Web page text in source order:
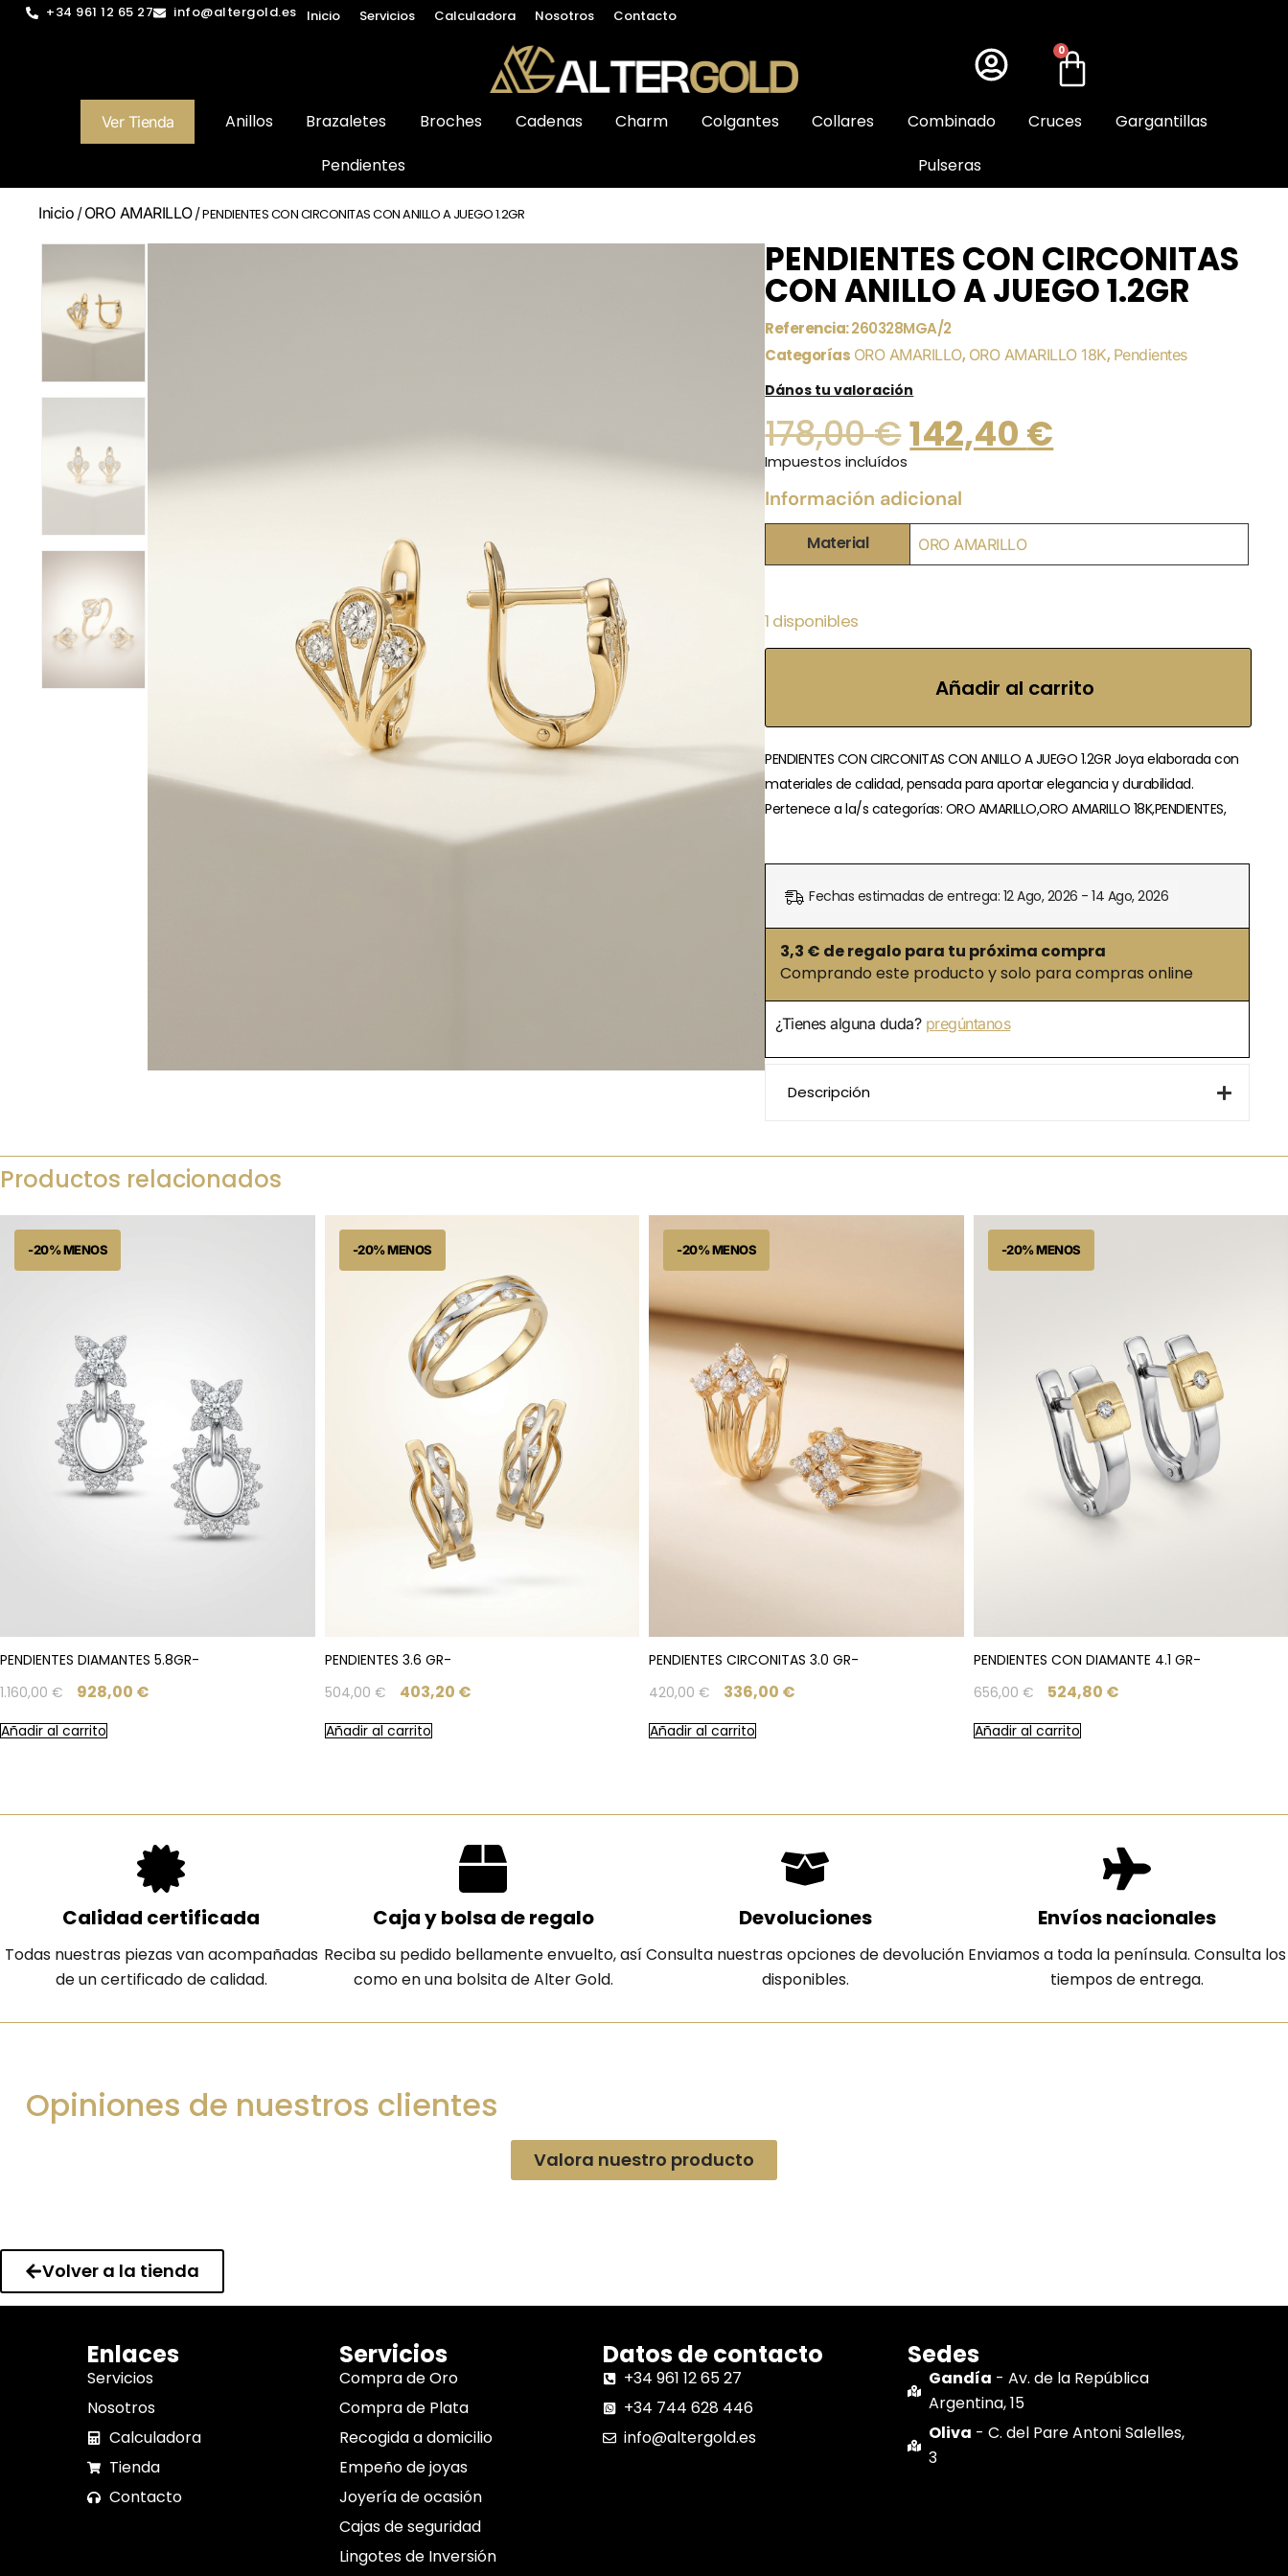
+34 961 12 65 27 info@altergold.es Inicio Servicios Calculadora Nosotros Contacto
0
Ver Tienda Anillos Brazaletes Broches Cadenas Charm Colgantes Collares Combinado Cruces
Gargantillas
Pendientes
Pulseras
Inicio /ORO AMARILLO/ PENDIENTES CON CIRCONITAS CON ANILLO A JUEGO 1.2GR
PENDIENTES CON CIRCONITAS
CON ANILLO A JUEGO 1.2GR
Referencia:260328MGA/2
Categorías ORO AMARILLO, ORO AMARILLO 18K, Pendientes
Dános tu valoración
178,00€142,40 €
Impuestos incluídos
Información adicional
Material ORO AMARILLO
1 disponibles
Añadir al carrito
PENDIENTES CON CIRCONITAS CON ANILLO A JUEGO 1.2GR Joya elaborada con
materiales de calidad, pensada para aportar elegancia y durabilidad.
Pertenece a la/s categorías: ORO AMARILLO,ORO AMARILLO 18K,PENDIENTES,
Fechas estimadas de entrega: 12 Ago, 2026 - 14 Ago, 2026
3,3 € de regalo para tu próxima compra
Comprando este producto y solo para compras online
¿Tienes alguna duda? pregúntanos
Descripción
Productos relacionados
PENDIENTES DIAMANTES 5.8GR-
1.160,00 € 928,00 €
Añadir al carrito
PENDIENTES 3.6 GR-
504,00 € 403,20 €
Añadir al carrito
PENDIENTES CIRCONITAS 3.0 GR-
420,00 € 336,00 €
Añadir al carrito
PENDIENTES CON DIAMANTE 4.1 GR-
656,00 € 524,80 €
Añadir al carrito
Calidad certificada
Todas nuestras piezas van acompañadas
de un certificado de calidad.
Caja y bolsa de regalo
Reciba su pedido bellamente envuelto, así
como en una bolsita de Alter Gold.
Devoluciones
Consulta nuestras opciones de devolución
disponibles.
Envíos nacionales
Enviamos a toda la península. Consulta los
tiempos de entrega.
Opiniones de nuestros clientes
Valora nuestro producto
Volver a la tienda
Enlaces
Servicios
Nosotros
Calculadora
Tienda
Contacto
Servicios
Compra de Oro
Compra de Plata
Recogida a domicilio
Empeño de joyas
Joyería de ocasión
Cajas de seguridad
Lingotes de Inversión
Datos de contacto
+34 961 12 65 27
+34 744 628 446
info@altergold.es
Sedes
Gandía - Av. de la República
Argentina, 15
Oliva - C. del Pare Antoni Salelles,
3